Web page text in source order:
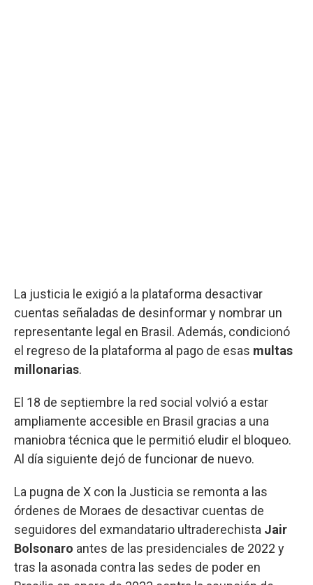
La justicia le exigió a la plataforma desactivar
cuentas señaladas de desinformar y nombrar un
representante legal en Brasil. Además, condicionó
el regreso de la plataforma al pago de esas multas
millonarias.
El 18 de septiembre la red social volvió a estar
ampliamente accesible en Brasil gracias a una
maniobra técnica que le permitió eludir el bloqueo.
Al día siguiente dejó de funcionar de nuevo.
La pugna de X con la Justicia se remonta a las
órdenes de Moraes de desactivar cuentas de
seguidores del exmandatario ultraderechista Jair
Bolsonaro antes de las presidenciales de 2022 y
tras la asonada contra las sedes de poder en